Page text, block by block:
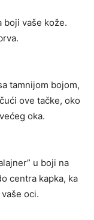
boji vaše kože.
tamnijom bojom,
ove tačke, oko
oka.
u boji na
centra kapka, ka
oci.